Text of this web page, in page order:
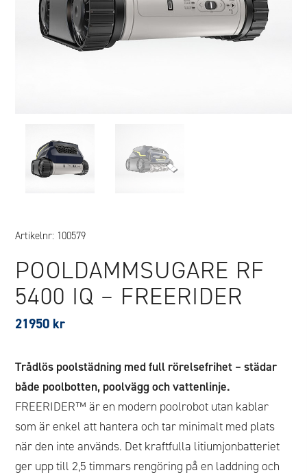
Artikelnr: 100579
POOLDAMMSUGARE RF
5400 IQ – FREERIDER
21950 kr
Trådlös poolstädning med full rörelsefrihet – städar
både poolbotten, poolvägg och vattenlinje.
FREERIDER™ är en modern poolrobot utan kablar
som är enkel att hantera och tar minimalt med plats
när den inte används. Det kraftfulla litiumjonbatteriet
ger upp till 2,5 timmars rengöring på en laddning och